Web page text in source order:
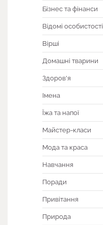
Бізнес та фінанси
Відомі особистості
Вірші
Домашні тварини
Здоров'я
Імена
Їжа та напої
Майстер-класи
Мода та краса
Навчання
Поради
Привітання
Природа